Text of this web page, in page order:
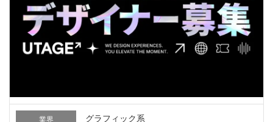
業界 グラフィック系